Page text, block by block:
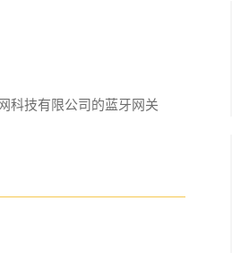
科技有限公司的蓝牙网关